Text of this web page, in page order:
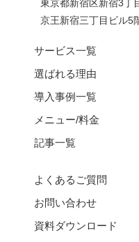
東京都新宿区新宿3丁
京王新宿三丁目ビル5
サービス一覧
選ばれる理由
導入事例一覧
メニュー/料金
記事一覧
よくあるご質問
お問い合わせ
資料ダウンロード